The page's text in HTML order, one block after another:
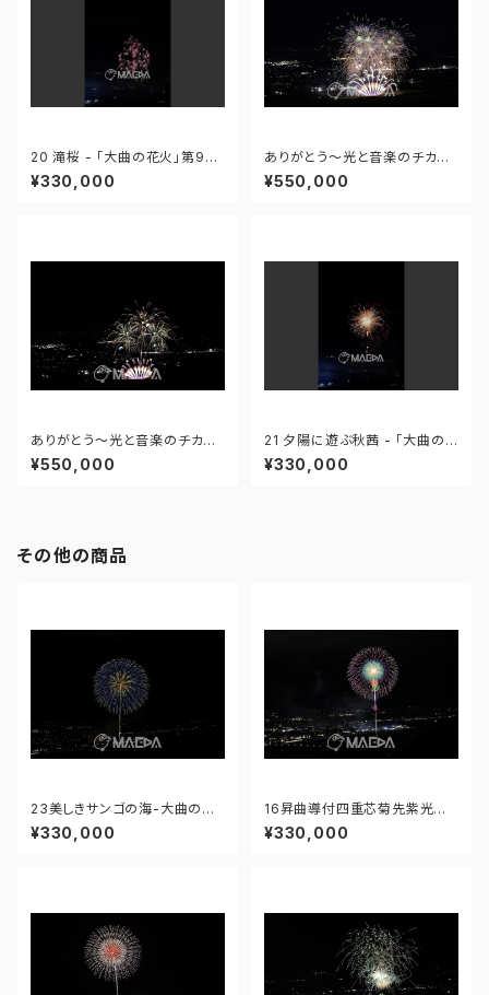
20 滝桜 - 「大曲の花火」第96
回全国花火競技大会 - 172558
419995110
¥330,000
ありがとう～光と音楽のチカラ
～ - 大曲の花火―春の章―「新
作花火コレクション2024 世界
¥550,000
ありがとう～光と音楽のチカラ
～ - 大曲の花火―春の章―「新
作花火コレクション2024 世界
¥550,000
21 夕陽に遊ぶ秋茜 - 「大曲の
花火」第96回全国花火競技大会
- 172558419949425
¥330,000
その他の商品
23美しきサンゴの海-大曲の花
火 第97回全国花火競技大会 -
176671212156221
¥330,000
16昇曲導付四重芯菊先紫光露-
大曲の花火 第97回全国花火競
技大会 - 176671211595718
¥330,000